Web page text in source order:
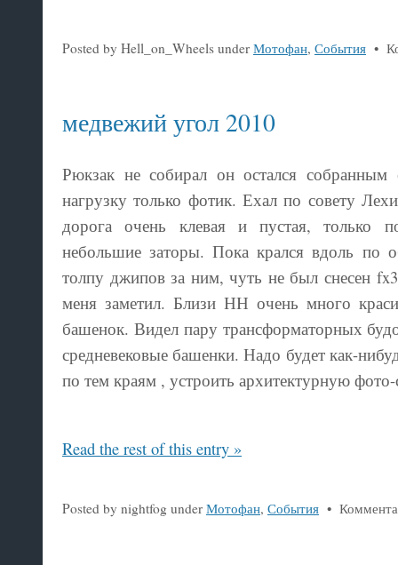
Posted by Hell_on_Wheels under Мотофан, События •
медвежий угол 2010
Рюкзак не собирал он остался
нагрузку только фотик. Ехал по совету
дорога очень клевая и пустая, только
небольшие заторы. Пока крался вдоль по
толпу джипов за ним, чуть не был снесен
меня заметил. Близи НН очень много
башенок. Видел пару трансформаторных
средневековые башенки. Надо будет как-
по тем краям , устроить архитектурную
Read the rest of this entry »
Posted by nightfog under Мотофан, События •